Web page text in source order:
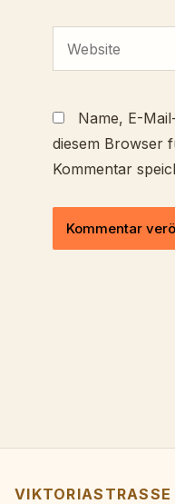
Name, E-
diesem Browser
Kommentar
VIKTORIASTRASSE